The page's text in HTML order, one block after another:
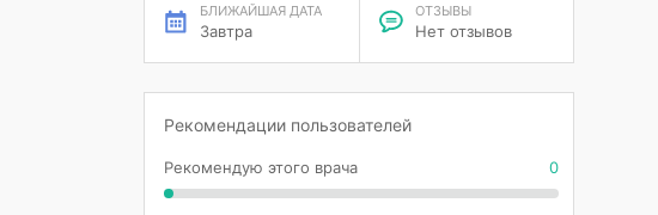
БЛИЖАЙШАЯ ДАТА
Завтра
ОТЗЫВЫ
Нет отзывов
Рекомендации пользователей
Рекомендую этого врача 0